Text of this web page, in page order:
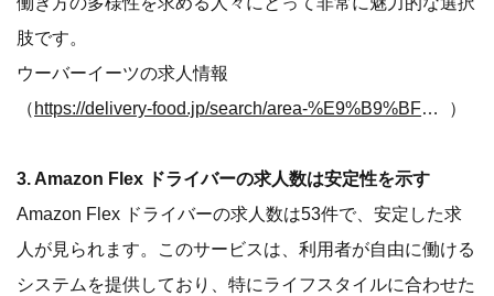
肢です。
ウーバーイーツの求人情報
（
https://delivery-food.jp/search/area-%E9%B9%BF%E5%85%90%E5%B7%9D%E7%9C%8C/service-%E3%82%A6%E3%83%BC%E3%83%90%E3%83%BC%E3%82%A4%E3%83%BC%E3%83%84 ）
3. Amazon Flex ドライバーの求人数は安定性を示す
Amazon Flex ドライバーの求人数は53件で、安定した求
人が見られます。このサービスは、利用者が自由に働ける
システムを提供しており、特にライフスタイルに合わせた